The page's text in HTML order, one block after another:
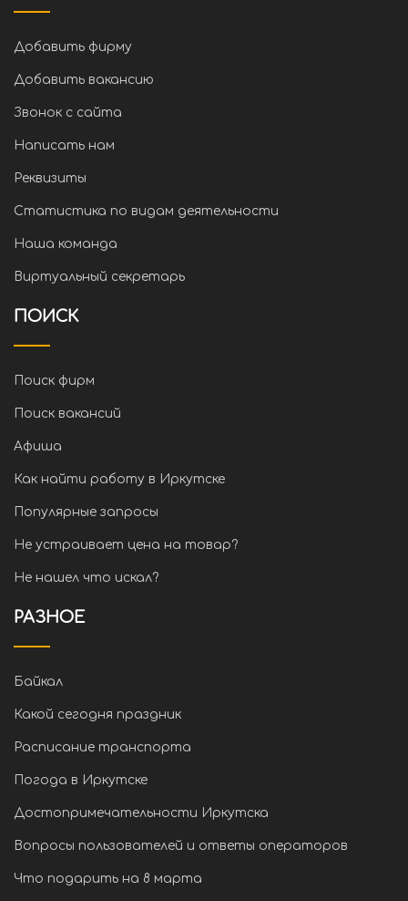
Добавить фирму
Добавить вакансию
Звонок с сайта
Написать нам
Реквизиты
Статистика по видам деятельности
Наша команда
Виртуальный секретарь
ПОИСК
Поиск фирм
Поиск вакансий
Афиша
Как найти работу в Иркутске
Популярные запросы
Не устраивает цена на товар?
Не нашел что искал?
РАЗНОЕ
Байкал
Какой сегодня праздник
Расписание транспорта
Погода в Иркутске
Достопримечательности Иркутска
Вопросы пользователей и ответы операторов
Что подарить на 8 марта